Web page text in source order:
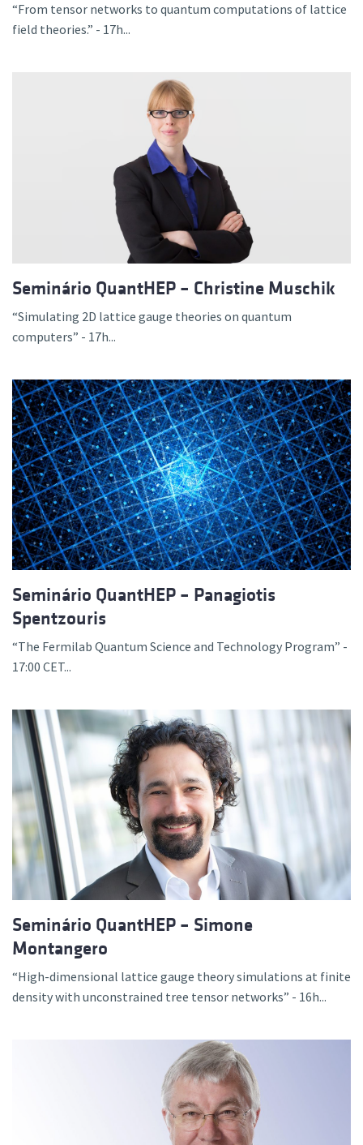
“From tensor networks to quantum computations of lattice
field theories.” - 17h...
Seminário QuantHEP – Christine Muschik
“Simulating 2D lattice gauge theories on quantum
computers” - 17h...
Seminário QuantHEP – Panagiotis
Spentzouris
“The Fermilab Quantum Science and Technology Program” -
17:00 CET...
Seminário QuantHEP – Simone
Montangero
“High-dimensional lattice gauge theory simulations at finite
density with unconstrained tree tensor networks” - 16h...